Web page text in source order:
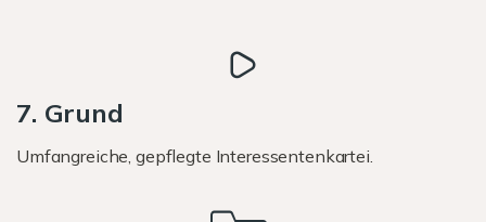
7. Grund
Umfangreiche, gepflegte Interessentenkartei.